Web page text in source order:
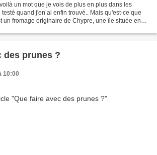
un mot que je vois de plus en plus dans les
quand j'en ai enfin trouvé.. Mais qu'est-ce que
un fromage originaire de Chypre, une île située en
des prunes ?
10:00